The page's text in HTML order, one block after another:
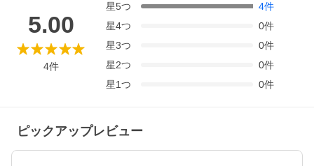
5.00
4件
星5つ 4件
星4つ 0件
星3つ 0件
星2つ 0件
星1つ 0件
ピックアップレビュー